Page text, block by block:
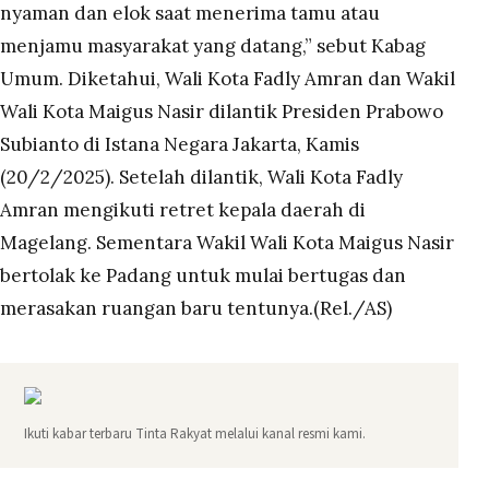
nyaman dan elok saat menerima tamu atau
menjamu masyarakat yang datang,” sebut Kabag
Umum. Diketahui, Wali Kota Fadly Amran dan Wakil
Wali Kota Maigus Nasir dilantik Presiden Prabowo
Subianto di Istana Negara Jakarta, Kamis
(20/2/2025). Setelah dilantik, Wali Kota Fadly
Amran mengikuti retret kepala daerah di
Magelang. Sementara Wakil Wali Kota Maigus Nasir
bertolak ke Padang untuk mulai bertugas dan
merasakan ruangan baru tentunya.(Rel./AS)
Ikuti kabar terbaru Tinta Rakyat melalui kanal resmi kami.